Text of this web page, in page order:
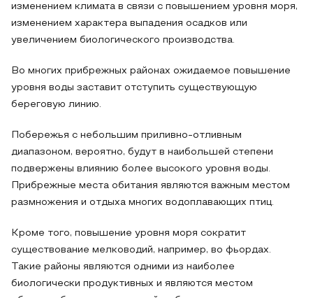
изменением климата в связи с повышением уровня моря,
изменением характера выпадения осадков или
увеличением биологического производства.
Во многих прибрежных районах ожидаемое повышение
уровня воды заставит отступить существующую
береговую линию.
Побережья с небольшим приливно-отливным
диапазоном, вероятно, будут в наибольшей степени
подвержены влиянию более высокого уровня воды.
Прибрежные места обитания являются важным местом
размножения и отдыха многих водоплавающих птиц.
Кроме того, повышение уровня моря сократит
существование мелководий, например, во фьордах.
Такие районы являются одними из наиболее
биологически продуктивных и являются местом